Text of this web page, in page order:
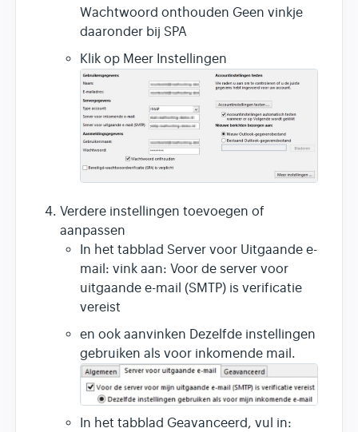
Wachtwoord onthouden Geen vinkje
daaronder bij SPA
Klik op Meer Instellingen
Verdere instellingen toevoegen of
aanpassen
In het tabblad Server voor Uitgaande e-
mail: vink aan: Voor de server voor
uitgaande e-mail (SMTP) is verificatie
vereist
en ook aanvinken Dezelfde instellingen
gebruiken als voor inkomende mail.
In het tabblad Geavanceerd, vul in: